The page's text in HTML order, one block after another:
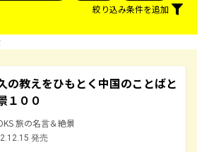
絞り込み条件を追加
の教えをひもとく中国のことばと
１００
旅の名言＆絶景
発売